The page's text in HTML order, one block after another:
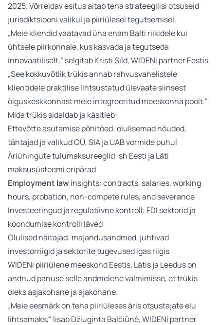
2025. Võrreldav esitus aitab teha strateegilisi otsuseid
jurisdiktsiooni valikul ja piiriülesel tegutsemisel.
„Meie kliendid vaatavad üha enam Balti riikidele kui
ühtsele piirkonnale, kus kasvada ja tegutseda
innovaatiliselt,“ selgitab Kristi Sild, WIDENi partner Eestis.
„See kokkuvõtlik trükis annab rahvusvahelistele
klientidele praktilise lihtsustatud ülevaate siinsest
õiguskeskkonnast meie integreeritud meeskonna poolt.“
Mida trükis sidaldab ja käsitleb:
Ettevõtte asutamise põhitõed: olulisemad nõuded,
tähtajad ja valikud OÜ, SIA ja UAB vormide puhul
Äriühingute tulumaksureeglid: sh Eesti ja Läti
maksusüsteemi eripärad
Employment lawinsights: contracts, salaries, working
hours, probation, non-compete rules, and severance
Investeeringud ja regulatiivne kontroll: FDI sektorid ja
koondumise kontrolli läved
Olulised näitajad: majandusandmed, juhtivad
investorriigid ja sektorite tugevused igas riigis
WIDENi piiriülene meeskond Eestis, Lätis ja Leedus on
andnud panuse selle andmelehe valmimisse, et trükis
oleks asjakohane ja ajakohane.
„Meie eesmärk on teha piiriüleses äris otsustajate elu
lihtsamaks,“ lisab Džiuginta Balčiūnė, WIDENi partner